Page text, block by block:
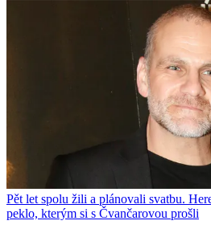
Pět let spolu žili a plánovali svatbu.
peklo, kterým si s Čvančarovou prošli